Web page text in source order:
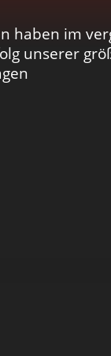
haben im
unserer